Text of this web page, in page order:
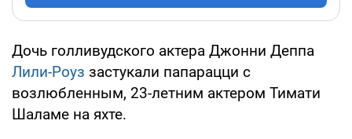
Дочь голливудского актера Джонни Деппа
Лили-Роуз застукали папарацци с
возлюбленным, 23-летним актером Тимати
Шаламе на яхте.